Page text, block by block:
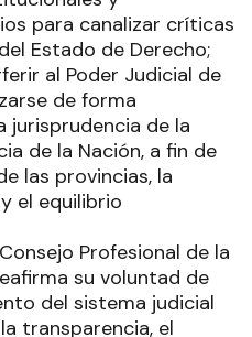
para canalizar críticas
Estado de Derecho;
al Poder Judicial de
de forma
jurisprudencia de la
de la Nación, a fin de
las provincias, la
el equilibrio
Profesional de la
su voluntad de
del sistema judicial
transparencia, el